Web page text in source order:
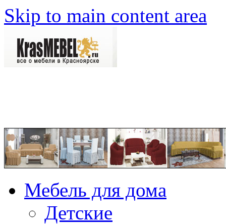
Skip to main content area
Мебель для дома
Детские